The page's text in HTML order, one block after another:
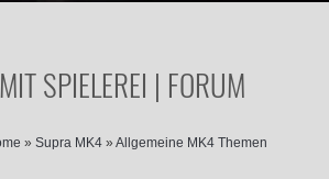
SPIELEREI | FORUM
» Supra MK4 » Allgemeine MK4 Themen